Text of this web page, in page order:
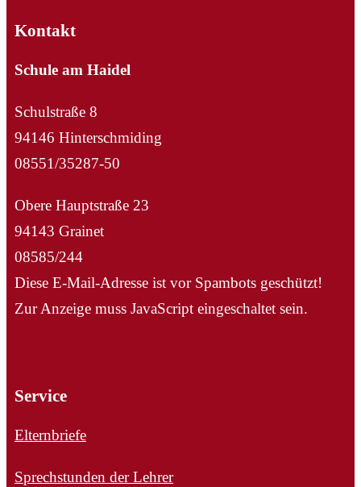
Kontakt
Schule am Haidel
Schulstraße 8
94146 Hinterschmiding
08551/35287-50
Obere Hauptstraße 23
94143 Grainet
08585/244
Diese E-Mail-Adresse ist vor Spambots geschützt!
Zur Anzeige muss JavaScript eingeschaltet sein.
Service
Elternbriefe
Sprechstunden der Lehrer